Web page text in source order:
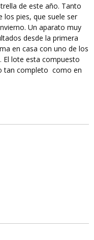
de este año. Tanto
los pies, que suele ser
Un aparato muy
desde la primera
en casa con uno de los
lote esta compuesto
tan completo como en